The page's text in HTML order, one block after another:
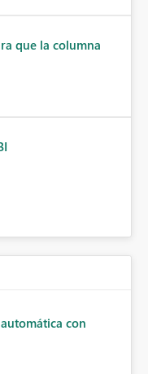
que la columna
con